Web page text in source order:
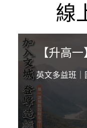
線
【升高
英文多益班